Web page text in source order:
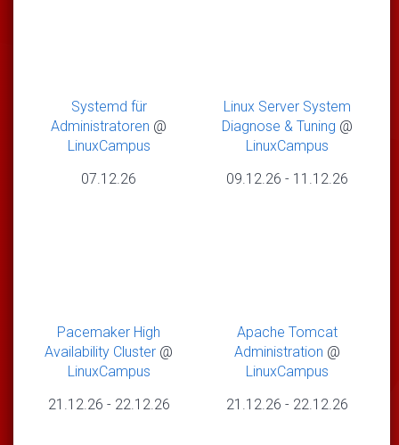
Systemd für
Administratoren @
LinuxCampus
07.12.26
Linux Server System
Diagnose & Tuning @
LinuxCampus
09.12.26 - 11.12.26
Pacemaker High
Availability Cluster @
LinuxCampus
21.12.26 - 22.12.26
Apache Tomcat
Administration @
LinuxCampus
21.12.26 - 22.12.26